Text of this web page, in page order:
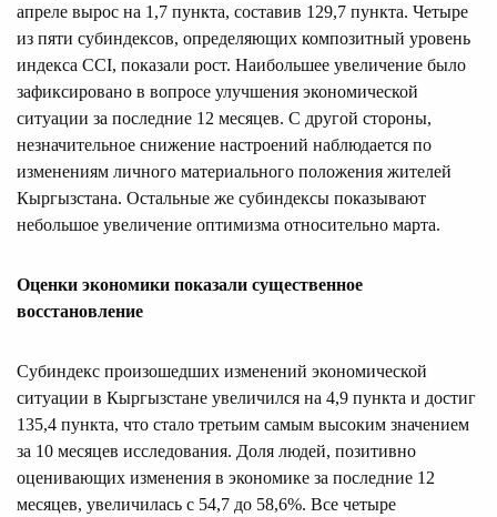
апреле вырос на 1,7 пункта, составив 129,7 пункта. Четыре
из пяти субиндексов, определяющих композитный уровень
индекса CCI, показали рост. Наибольшее увеличение было
зафиксировано в вопросе улучшения экономической
ситуации за последние 12 месяцев. С другой стороны,
незначительное снижение настроений наблюдается по
изменениям личного материального положения жителей
Кыргызстана. Остальные же субиндексы показывают
небольшое увеличение оптимизма относительно марта.
Оценки экономики показали существенное
восстановление
Субиндекс произошедших изменений экономической
ситуации в Кыргызстане увеличился на 4,9 пункта и достиг
135,4 пункта, что стало третьим самым высоким значением
за 10 месяцев исследования. Доля людей, позитивно
оценивающих изменения в экономике за последние 12
месяцев, увеличилась с 54,7 до 58,6%. Все четыре